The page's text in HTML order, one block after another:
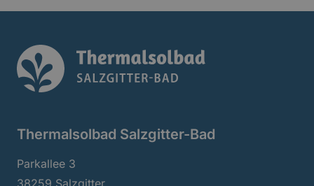
Thermalsolbad Salzgitter-Bad
Parkallee 3